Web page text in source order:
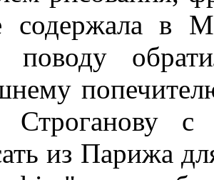
содержала в
поводу
Строганову
из Парижа